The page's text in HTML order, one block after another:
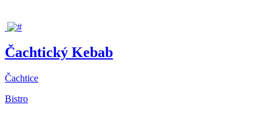
Čachtický Kebab
Čachtice
Bistro